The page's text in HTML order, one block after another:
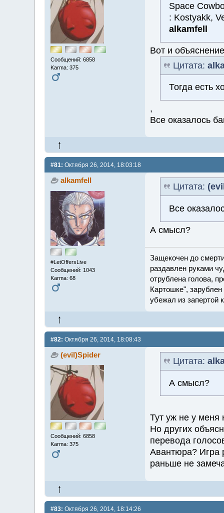
Сообщений: 6858
Karma: 375
Space
: Kostyakk,
alkamfell
Вот и
Цитата:
Тогда есть
,
Все оказалось
#81: Октября 26, 2014, 18:03:18
alkamfell
#LetOffersLive
Сообщений: 1043
Karma: 68
Цитата:
Все
А смысл?
Защекочен до
раздавлен руками
отрублена голова,
Картошке",
убежал из запертой
#82: Октября 26, 2014, 18:08:43
(evil)Spider
Сообщений: 6858
Karma: 375
Цитата:
А смысл?
Тут уж не у
Но других
перевода
Авантюра? Игра
раньше не
#83: Октября 26, 2014, 18:14:26